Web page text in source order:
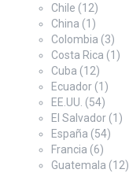
Chile (12)
China (1)
Colombia (3)
Costa Rica (1)
Cuba (12)
Ecuador (1)
EE.UU. (54)
El Salvador (1)
España (54)
Francia (6)
Guatemala (12)